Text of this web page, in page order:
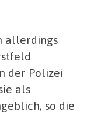
allerdings
der Polizei
als
so die